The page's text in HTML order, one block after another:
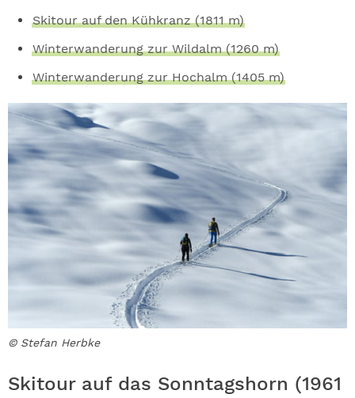
Skitour auf den Kühkranz (1811 m)
Winterwanderung zur Wildalm (1260 m)
Winterwanderung zur Hochalm (1405 m)
© Stefan Herbke
Skitour auf das Sonntagshorn (1961